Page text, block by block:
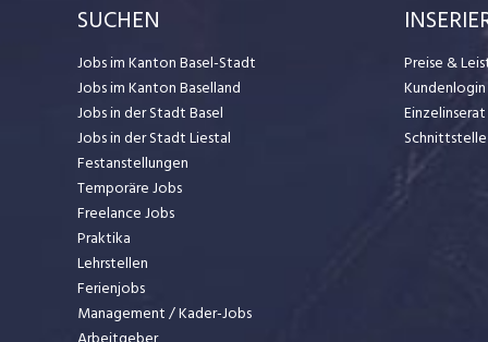
SUCHEN
Jobs im Kanton Basel-Stadt
Jobs im Kanton Baselland
Jobs in der Stadt Basel
Jobs in der Stadt Liestal
Festanstellungen
Temporäre Jobs
Freelance Jobs
Praktika
Lehrstellen
Ferienjobs
Management / Kader-Jobs
Preise &
Kundenlogin
Schnittstelle